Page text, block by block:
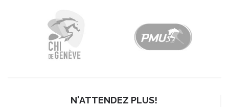
N'ATTENDEZ PLUS!